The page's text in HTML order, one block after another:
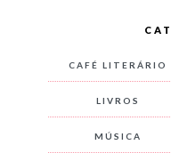
CAFÉ LITERÁRIO
LIVROS
MÚSICA